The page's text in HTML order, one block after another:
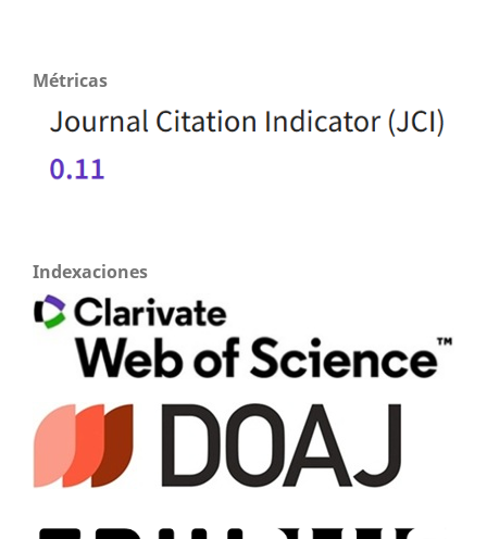
Métricas
Indexaciones